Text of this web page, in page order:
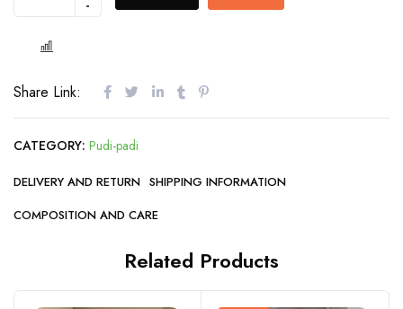
Share Link:
CATEGORY: Pudi-padi
DELIVERY AND RETURN SHIPPING INFORMATION
COMPOSITION AND CARE
Related Products